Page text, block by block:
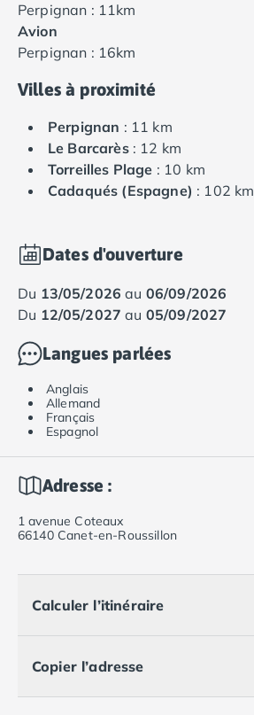
Perpignan : 11km
Avion
Perpignan : 16km
Villes à proximité
Perpignan : 11 km
Le Barcarès: 12 km
Torreilles Plage : 10 km
Cadaqués (Espagne) : 102 km
Dates d'ouverture
du 13/05/2026 au 06/09/2026
du 12/05/2027 au 05/09/2027
Langues parlées
Anglais
Allemand
Français
Espagnol
Adresse :
1 avenue Coteaux
66140 Canet-en-Roussillon
Calculer l’itinéraire
Copier l’adresse